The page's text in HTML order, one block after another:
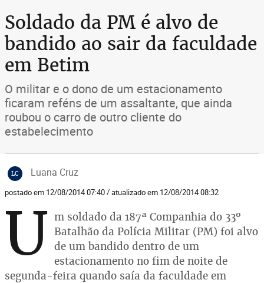
Soldado da PM é alvo de
bandido ao sair da faculdade
em Betim
O militar e o dono de um estacionamento
ficaram reféns de um assaltante, que ainda
roubou o carro de outro cliente do
estabelecimento
LC Luana Cruz
postado em 12/08/2014 07:40 / atualizado em 12/08/2014 08:32
U m soldado da 187ª Companhia do 33º
Batalhão da Polícia Militar (PM) foi alvo
de um bandido dentro de um
estacionamento no fim de noite de
segunda-feira quando saía da faculdade em